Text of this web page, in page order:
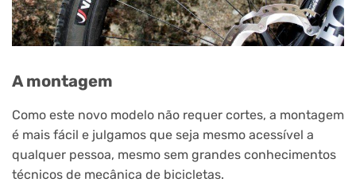
A montagem
Como este novo modelo não requer cortes, a montagem
é mais fácil e julgamos que seja mesmo acessível a
qualquer pessoa, mesmo sem grandes conhecimentos
técnicos de mecânica de bicicletas.